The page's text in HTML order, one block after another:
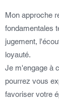
Mon approche
fondamentales
jugement,
loyauté.
Je m'engage à
pourrez vous
favoriser votre